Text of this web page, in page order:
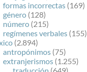
formas incorrectas (169)
género (128)
número (215)
regímenes verbales (155)
(2.894)
antropónimos (75)
extranjerismos (1.255)
traducción (649)